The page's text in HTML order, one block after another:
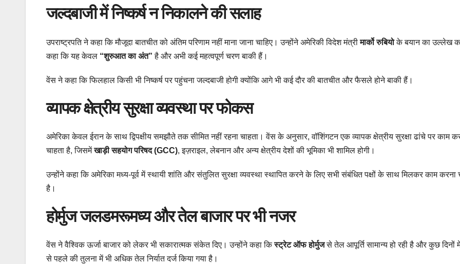
जल्दबाजी में निष्कर्ष न निकालने की सलाह
उपराष्ट्रपति ने कहा कि मौजूदा बातचीत को अंतिम परिणाम नहीं माना जाना चाहिए। उन्होंने अमेरिकी विदेश मंत्रीमार्को रुबियोके बयान का उल्लेख
कहा कि यह केवल “शुरुआत का अंत” है और अभी कई महत्वपूर्ण चरण बाकी हैं।
वेंस ने कहा कि फिलहाल किसी भी निष्कर्ष पर पहुंचना जल्दबाजी होगी क्योंकि आगे भी कई दौर की बातचीत और फैसले होने बाकी हैं।
व्यापक क्षेत्रीय सुरक्षा व्यवस्था पर फोकस
अमेरिका केवल ईरान के साथ द्विपक्षीय समझौते तक सीमित नहीं रहना चाहता। वेंस के अनुसार, वॉशिंगटन एक व्यापक क्षेत्रीय सुरक्षा ढांचे पर काम
चाहता है, जिसमेंखाड़ी सहयोग परिषद (GCC), इज़राइल, लेबनान और अन्य क्षेत्रीय देशों की भूमिका भी शामिल होगी।
उन्होंने कहा कि अमेरिका मध्य-पूर्व में स्थायी शांति और संतुलित सुरक्षा व्यवस्था स्थापित करने के लिए सभी संबंधित पक्षों के साथ मिलकर काम करना
है।
होर्मुज जलडमरूमध्य और तेल बाजार पर भी नजर
वेंस ने वैश्विक ऊर्जा बाजार को लेकर भी सकारात्मक संकेत दिए। उन्होंने कहा किस्ट्रेट ऑफ होर्मुजसे तेल आपूर्ति सामान्य हो रही है और कुछ दिनों
से पहले की तुलना में भी अधिक तेल निर्यात दर्ज किया गया है।